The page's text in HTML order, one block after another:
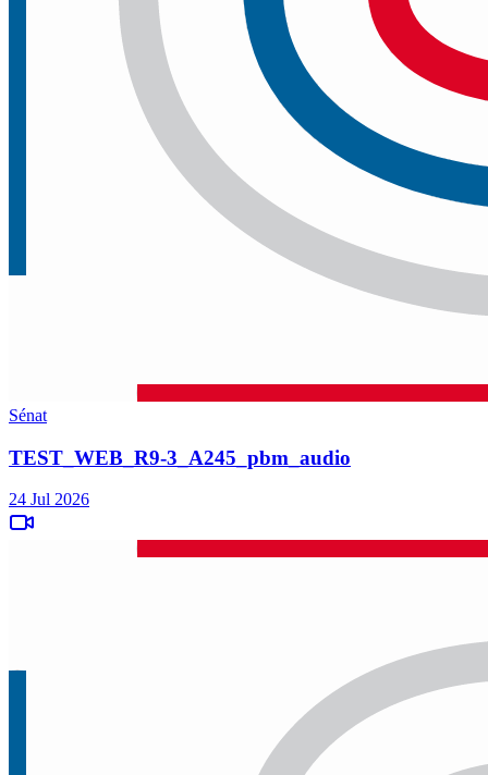
Sénat
TEST_WEB_R9-3_A245_pbm_audio
24 Jul 2026